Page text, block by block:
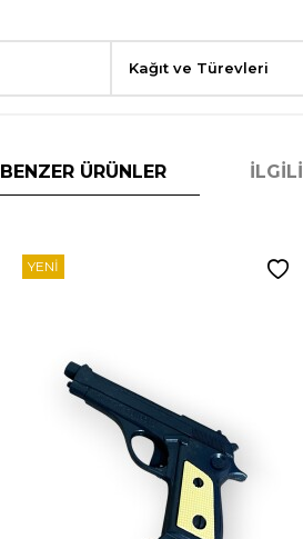
Kağıt ve Türevleri
BENZER ÜRÜNLER
YENI